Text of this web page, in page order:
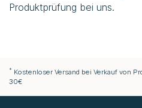
Produktprüfung bei uns.
* Kostenloser Versand bei Verkauf von
30€